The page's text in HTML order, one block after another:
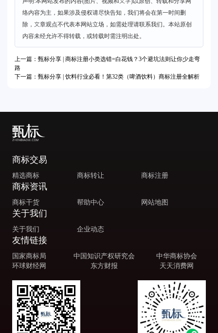
络内容为主，如果涉及侵权请尽快告知，我们将会在第一时间删
除，文章观点不代表本网站立场，如需处理请联系我们。本站原创
内容未经允许不得转载，或转载时需注明出处。
上一篇：甄标分享 | 商标注册小类选错=白花钱？3个避坑法则让你少走弯
路
下一篇：甄标分享 | 饮料行业必看！第32类（啤酒饮料）商标注册全解析
商标交易
精选商标 商标转让 商标注册
商标资讯
商标干货 帮助中心 网站地图
关于我们
关于我们 企业动态
友情链接
国家商标局 中国知识产权研究会
中华商标协会
环球财经网
东方财报 天天消费网